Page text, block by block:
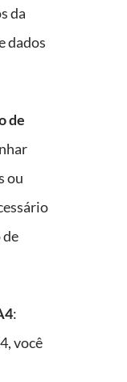
da
dados
de
ou
:
você